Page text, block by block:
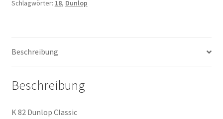
56S
Schlagwörter: 18, Dunlop
Beschreibung
Beschreibung
K 82 Dunlop Classic